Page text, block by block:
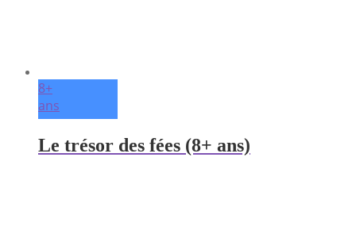
8+
ans
Le trésor des fées (8+ ans)